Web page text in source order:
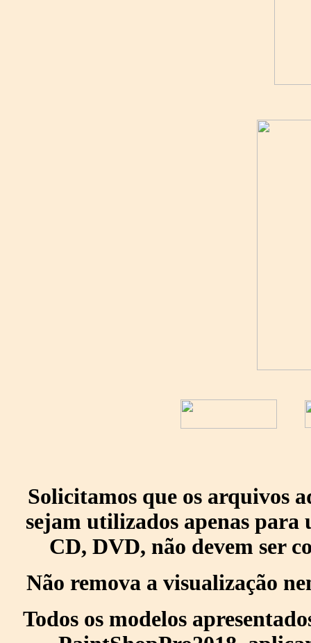
Solicitamos que os arquivos
sejam utilizados apenas para
CD, DVD, não devem ser
Não remova a visualização
Todos os modelos